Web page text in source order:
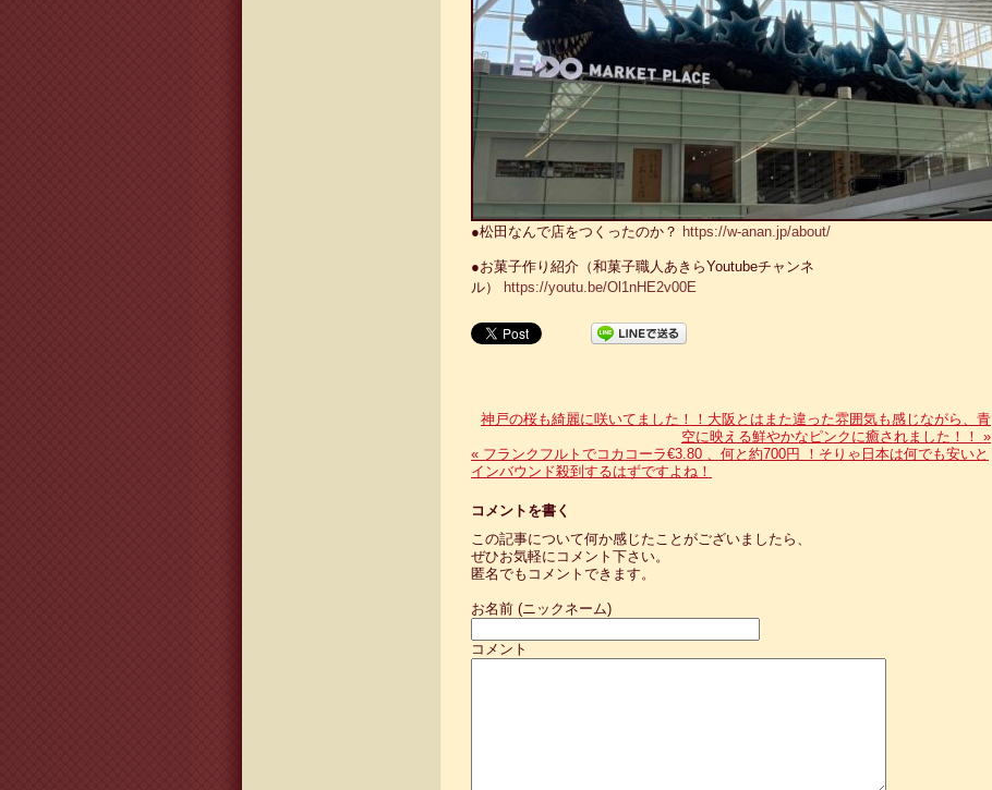
●松田なんで店をつくったのか？ https://w-anan.jp/about/
●お菓子作り紹介（和菓子職人あきらYoutubeチャンネ
ル）
https://youtu.be/Ol1nHE2v00E
神戸の桜も綺麗に咲いてました！！大阪とはまた違った雰囲気も感じながら、青
空に映える鮮やかなピンクに癒されました！！ »
« フランクフルトでコカコーラ€3.80 、何と約700円 ！そりゃ日本は何でも安いと
インバウンド殺到するはずですよね！
コメントを書く
この記事について何か感じたことがございましたら、
ぜひお気軽にコメント下さい。
匿名でもコメントできます。
お名前 (ニックネーム)
コメント